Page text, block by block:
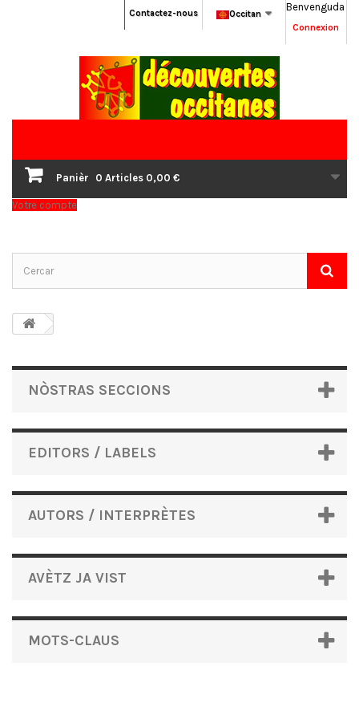
Benvenguda
Connexion
Occitan
Contactez-nous
Panièr 0 Articles 0,00 €
Votre compte
NÒSTRAS SECCIONS
EDITORS / LABELS
AUTORS / INTERPRÈTES
AVÈTZ JA VIST
MOTS-CLAUS